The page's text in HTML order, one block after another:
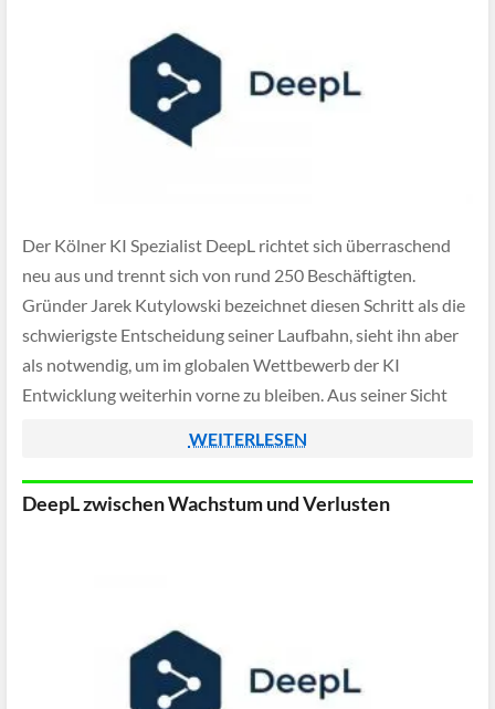
Der Kölner KI Spezialist DeepL richtet sich überraschend
neu aus und trennt sich von rund 250 Beschäftigten.
Gründer Jarek Kutylowski bezeichnet diesen Schritt als die
schwierigste Entscheidung seiner Laufbahn, sieht ihn aber
als notwendig, um im globalen Wettbewerb der KI
Entwicklung weiterhin vorne zu bleiben. Aus seiner Sicht
WEITERLESEN
DeepL zwischen Wachstum und Verlusten